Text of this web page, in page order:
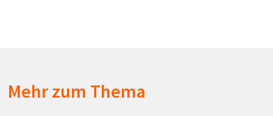
Mehr zum Thema